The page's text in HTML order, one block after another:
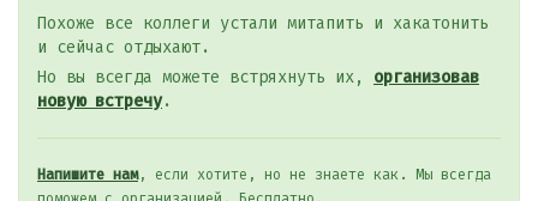
Похоже все коллеги устали митапить и хакатонить
и сейчас отдыхают.
Но вы всегда можете встряхнуть их, организовав
новую встречу.
Напишите нам, если хотите, но не знаете как. Мы всегда